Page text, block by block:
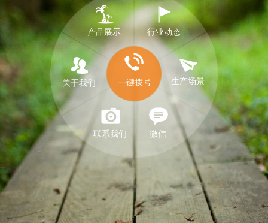
一键拨号
产品展示 行业动态
生产场景
微信
联系我们
关于我们